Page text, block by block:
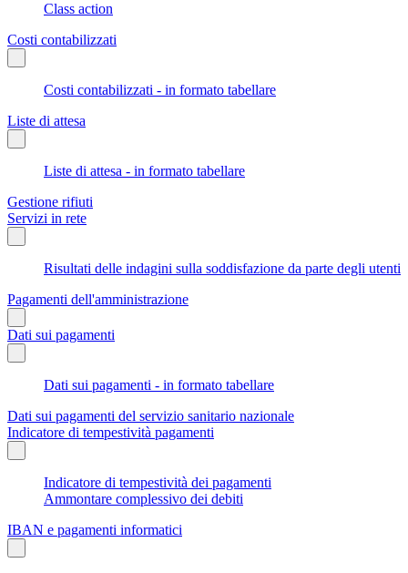
Class action
Costi contabilizzati
Costi contabilizzati - in formato tabellare
Liste di attesa
Liste di attesa - in formato tabellare
Gestione rifiuti
Servizi in rete
Risultati delle indagini sulla soddisfazione da parte degli utenti
Pagamenti dell'amministrazione
Dati sui pagamenti
Dati sui pagamenti - in formato tabellare
Dati sui pagamenti del servizio sanitario nazionale
Indicatore di tempestività pagamenti
Indicatore di tempestività dei pagamenti
Ammontare complessivo dei debiti
IBAN e pagamenti informatici